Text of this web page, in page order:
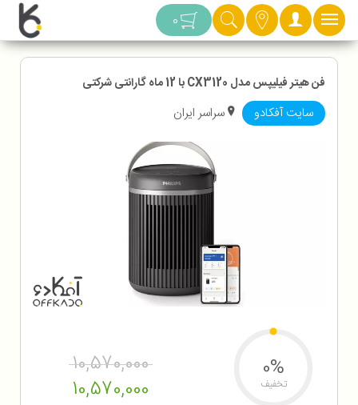
دسته بندی 0
فن هیتر فیلیپس مدل CX3120 با 12 ماه گارانتی شرکتی
سایت آفکادو سراسر ایران
10,570,000
10,570,000
0%
تخفیف